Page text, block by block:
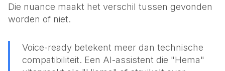
Die nuance maakt het verschil tussen gevonden
worden of niet.
Voice-ready betekent meer dan technische
compatibiliteit. Een AI-assistent die "Hema"